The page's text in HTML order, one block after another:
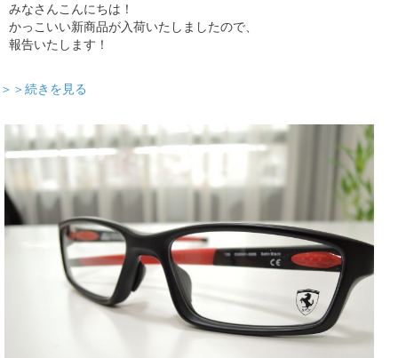
みなさんこんにちは！
かっこいい新商品が入荷いたしましたので、
報告いたします！
＞＞続きを見る